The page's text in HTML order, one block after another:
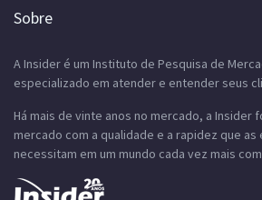
Sobre
A Insider é um Instituto de Pesquisa de
especializado em atender e entender seus
Há mais de vinte anos no mercado, a Insider
mercado com a qualidade e a rapidez que
necessitam em um mundo cada vez mais